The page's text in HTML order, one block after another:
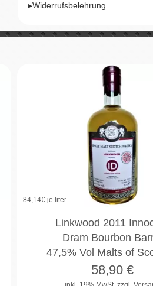
▸Widerrufsbelehrung
84,14€ je liter
Linkwood 2011
Dram Bourbon
47,5% Vol Malts of
58,90€